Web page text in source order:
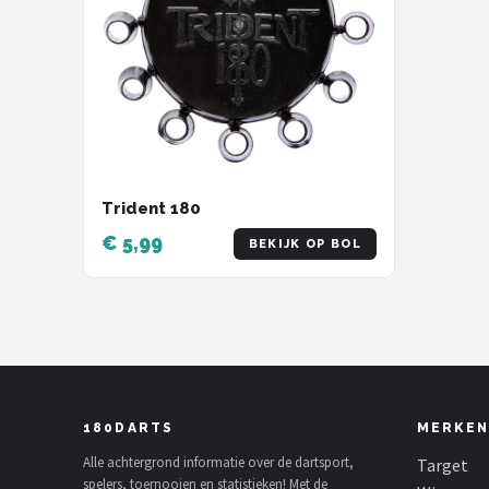
Trident 180
€ 5,99 BEKIJK OP BOL
180DARTS
Alle achtergrond informatie over de dartsport,
spelers, toernooien en statistieken! Met de
MERKEN
Target